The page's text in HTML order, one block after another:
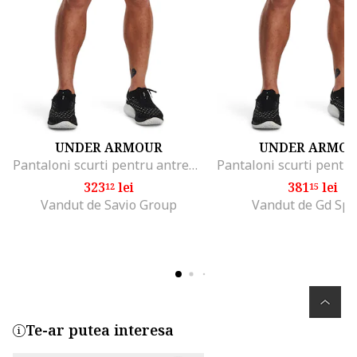
UNDER ARMOUR
Pantaloni scurti pentru antrenament Lauch Elite 2-in-1, Negru
32312lei
Vandut de Savio Group
UNDER
38115lei
Vandut de Gd
Te-ar putea interesa